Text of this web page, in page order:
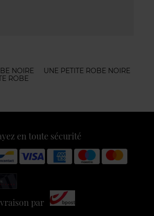
NOIRE
UNE PETITE ROBE NOIRE
ROBE
en toute sécurité
par